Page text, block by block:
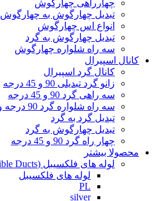
چهارراهی چهارگوش
تبدیل چهارگوش به چهارگوش
انواع اس چهارگوش
تبدیل چهارگوش به گرد
سه راه شلواره چهارگوش
کانال اسپیرال
کانال گرد اسپیرال
زانو گرد تبدیلی 90 و 45 درجه
سه راهی گرد 90 و 45 درجه
سه راه شلواره گرد 90 درجه و 45 درجه
تبدیل گرد به گرد
تبدیل چهارگوش به گرد
چهار راه گرد 90 و 45 درجه
محصولا بیشتر
لوله های فلکسیبل (Flexible Ducts)
لوله های فلکسیبل
PL
silver